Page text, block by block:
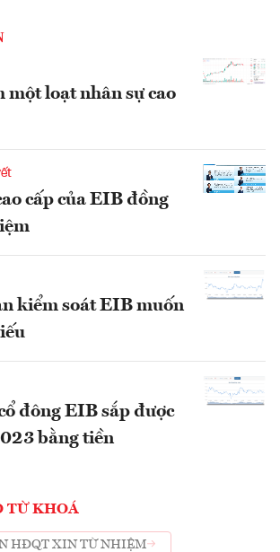
một loạt nhân sự cao
cấp của EIB đồng
kiểm soát EIB muốn
đông EIB sắp được
bằng tiền
TỪ KHOÁ
HĐQT XIN TỪ NHIỆM